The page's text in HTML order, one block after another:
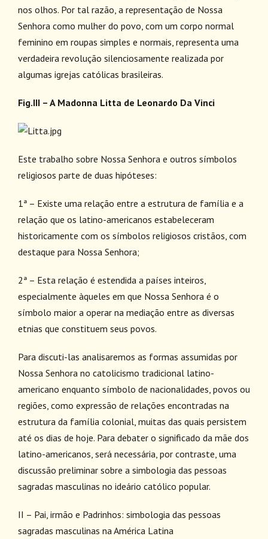
nos olhos. Por tal razão, a representação de Nossa
Senhora como mulher do povo, com um corpo normal
feminino em roupas simples e normais, representa uma
verdadeira revolução silenciosamente realizada por
algumas igrejas católicas brasileiras.
Fig.III – A Madonna Litta de Leonardo Da Vinci
Este trabalho sobre Nossa Senhora e outros símbolos
religiosos parte de duas hipóteses:
1ª – Existe uma relação entre a estrutura de família e a
relação que os latino-americanos estabeleceram
historicamente com os símbolos religiosos cristãos, com
destaque para Nossa Senhora;
2ª – Esta relação é estendida a países inteiros,
especialmente àqueles em que Nossa Senhora é o
símbolo maior a operar na mediação entre as diversas
etnias que constituem seus povos.
Para discuti-las analisaremos as formas assumidas por
Nossa Senhora no catolicismo tradicional latino-
americano enquanto símbolo de nacionalidades, povos ou
regiões, como expressão de relações encontradas na
estrutura da família colonial, muitas das quais persistem
até os dias de hoje. Para debater o significado da mãe dos
latino-americanos, será necessária, por contraste, uma
discussão preliminar sobre a simbologia das pessoas
sagradas masculinas no ideário católico popular.
II – Pai, irmão e Padrinhos: simbologia das pessoas
sagradas masculinas na América Latina